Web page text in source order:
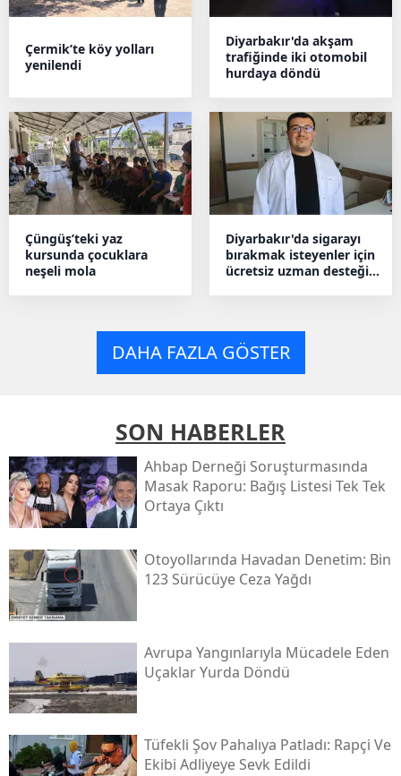
Çermik’te köy yolları
yenilendi
Diyarbakır'da akşam
trafiğinde iki otomobil
hurdaya döndü
Çüngüş’teki yaz
kursunda çocuklara
neşeli mola
Diyarbakır'da sigarayı
bırakmak isteyenler için
ücretsiz uzman desteği
DAHA FAZLA GÖSTER
SON HABERLER
Ahbap Derneği Soruşturmasında
Masak Raporu: Bağış Listesi Tek Tek
Ortaya Çıktı
Otoyollarında Havadan Denetim: Bin
123 Sürücüye Ceza Yağdı
Avrupa Yangınlarıyla Mücadele Eden
Uçaklar Yurda Döndü
Tüfekli Şov Pahalıya Patladı: Rapçi Ve
Ekibi Adliyeye Sevk Edildi